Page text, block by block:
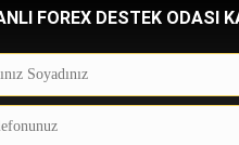
FOREX DESTEK ODASI